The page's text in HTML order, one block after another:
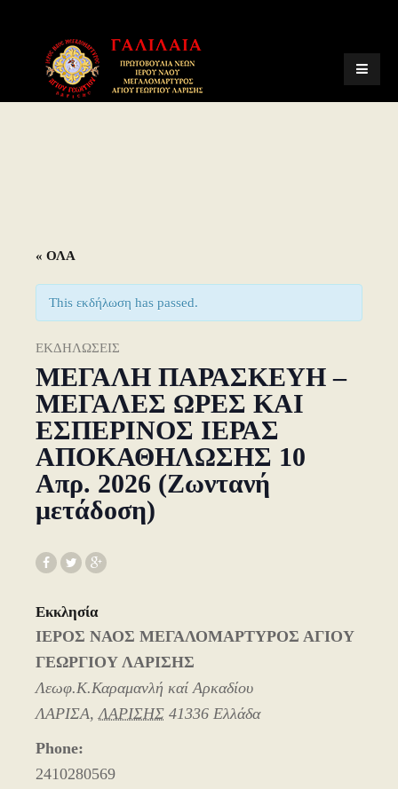
« ΟΛΑ
This εκδήλωση has passed.
ΕΚΔΗΛΩΣΕΙΣ
ΜΕΓΑΛΗ ΠΑΡΑΣΚΕΥΗ –
ΜΕΓΑΛΕΣ ΩΡΕΣ ΚΑΙ
ΕΣΠΕΡΙΝΟΣ ΙΕΡΑΣ
ΑΠΟΚΑΘΗΛΩΣΗΣ 10
Απρ. 2026 (Ζωντανή
μετάδοση)
Εκκλησία
ΙΕΡΟΣ ΝΑΟΣ ΜΕΓΑΛΟΜΑΡΤΥΡΟΣ ΑΓΙΟΥ
ΓΕΩΡΓΙΟΥ ΛΑΡΙΣΗΣ
Λεωφ.Κ.Καραμανλή καί Αρκαδίου
ΛΑΡΙΣΑ, ΛΑΡΙΣΗΣ 41336 Ελλάδα
Phone:
2410280569